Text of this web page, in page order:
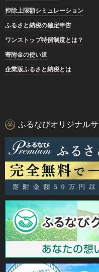
控除上限額シミュレーション
ふるさと納税の確定申告
ワンストップ特例制度とは？
寄附金の使い道
企業版ふるさと納税とは
ふるなびオリジナル